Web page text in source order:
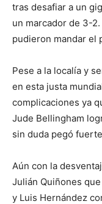
tras desafiar a un
un marcador de 3-
pudieron mandar el
Pese a la localía y
en esta justa
complicaciones ya
Jude Bellingham
sin duda pegó
Aún con la
Julián Quiñones
y Luis Hernández